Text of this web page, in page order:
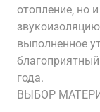
отопление‚ но
выполненное
года.
ВЫБОР